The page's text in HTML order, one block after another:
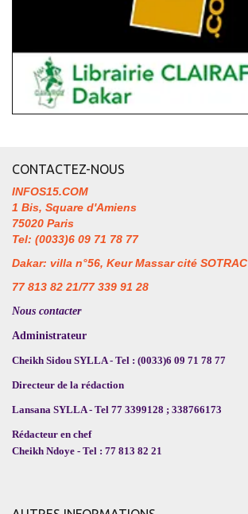
CONTACTEZ-NOUS
INFOS15.COM
1 Bis, Square d'Amiens
75020 Paris
Tel: (0033)6 09 71 78 77
Dakar: villa n°56, Keur Massar cité SOTRAC
77 813 82 21/77 339 91 28
Nous contacter
Administrateur
Cheikh Sidou SYLLA - Tel : (0033)6 09 71 78 77
Directeur de la rédaction
Lansana SYLLA - Tel 77 3399128 ; 338766173
Rédacteur en chef
Cheikh Ndoye - Tel : 77 813 82 21